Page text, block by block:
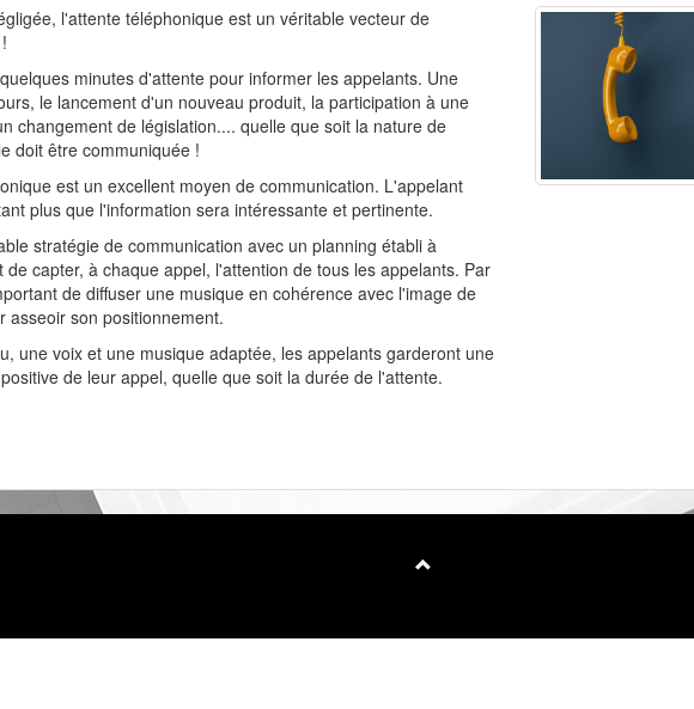
l'attente téléphonique est un véritable vecteur de
minutes d'attente pour informer les appelants. Une
le lancement d'un nouveau produit, la participation à une
changement de législation.... quelle que soit la nature de
doit être communiquée !
est un excellent moyen de communication. L'appelant
plus que l'information sera intéressante et pertinente.
stratégie de communication avec un planning établi à
de capter, à chaque appel, l'attention de tous les appelants. Par
de diffuser une musique en cohérence avec l'image de
asseoir son positionnement.
une voix et une musique adaptée, les appelants garderont une
de leur appel, quelle que soit la durée de l'attente.